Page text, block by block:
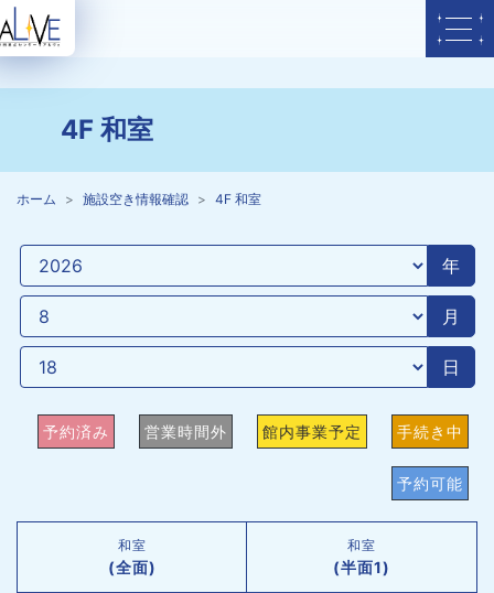
4F 和室
ホーム 施設空き情報確認 4F 和室
年
月
日
予約済み 営業時間外 館内事業予定 手続き中
予約可能
和室
(全面)
和室
(半面1)